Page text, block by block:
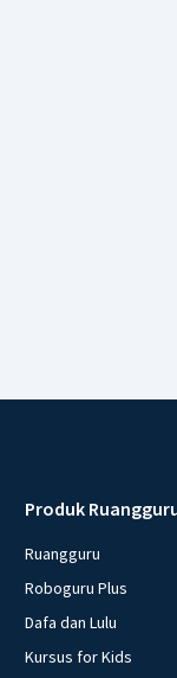
Produk
Ruangguru
Roboguru Plus
Dafa dan Lulu
Kursus for Kids